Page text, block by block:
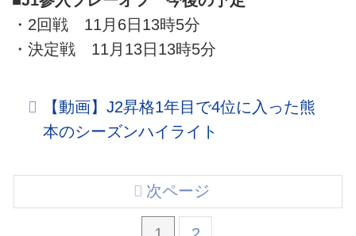
・2回戦 11月6日13時5分
・決定戦 11月13日13時5分
【動画】J2昇格1年目で4位に入った熊
本のシーズンハイライト
次ページ